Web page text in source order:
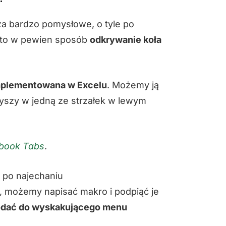
bardzo pomysłowe, o tyle po
w pewien sposób odkrywanie koła
w Excelu. Możemy ją
w jedną ze strzałek w lewym
Tabs.
napisać makro i podpiąć je
do wyskakującego menu